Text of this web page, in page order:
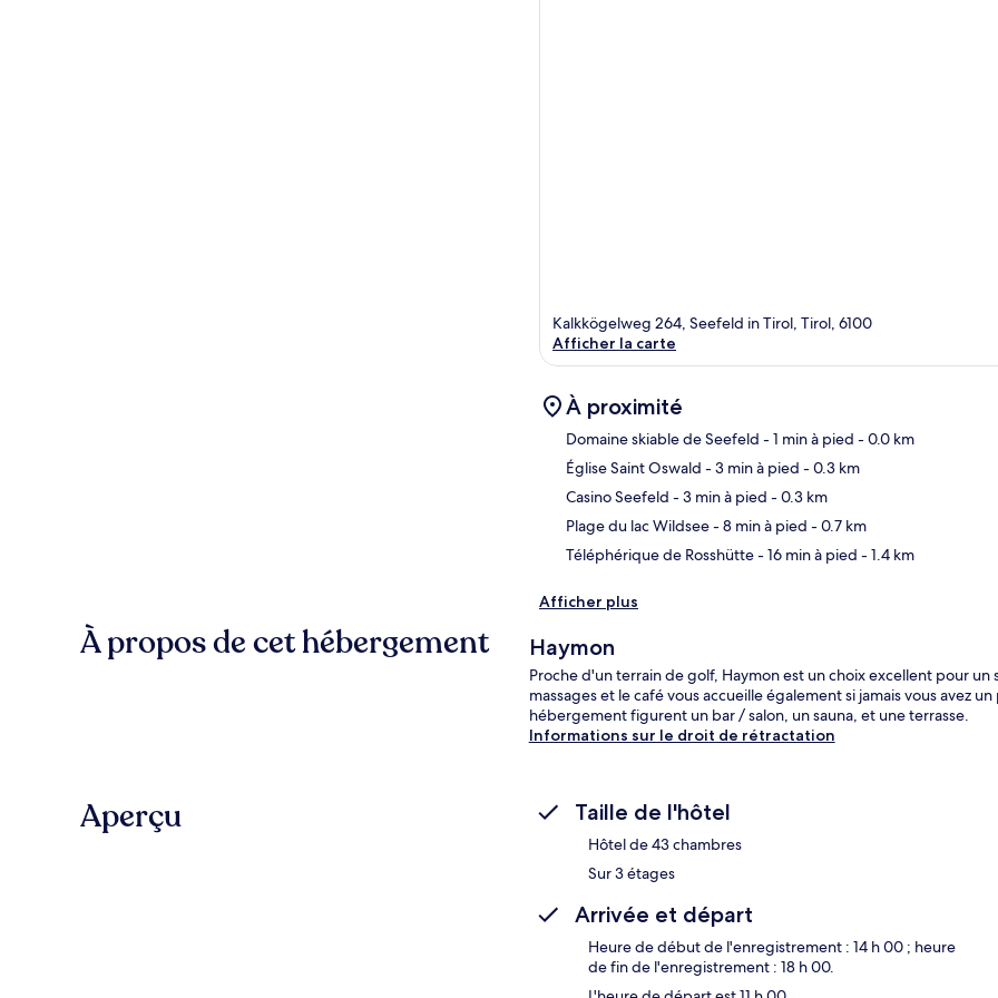
Kalkkögelweg 264, Seefeld in Tirol, Tirol, 6100
Afficher la carte
À proximité
Domaine skiable de Seefeld - 1 min à pied - 0.0 km
Église Saint Oswald - 3 min à pied - 0.3 km
Casino Seefeld - 3 min à pied - 0.3 km
Plage du lac Wildsee- 8 min à pied - 0.7 km
Téléphérique de Rosshütte- 16 min à pied - 1.4 km
Afficher plus
À propos de cet hébergement Haymon
Proche d'un terrain de golf, Haymon est un choix excellent pour un
massages et le café vous accueille également si jamais vous avez
hébergement figurent un bar / salon, un sauna, et une terrasse.
Informations sur le droit de rétractation
Aperçu Taille de l'hôtel
Hôtel de 43 chambres
Sur 3 étages
Arrivée et départ
Heure de début de l'enregistrement : 14 h 00 ; heure
de fin de l'enregistrement : 18 h 00.